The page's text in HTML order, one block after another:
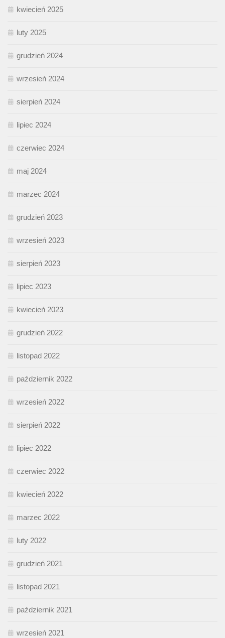
kwiecień 2025
luty 2025
grudzień 2024
wrzesień 2024
sierpień 2024
lipiec 2024
czerwiec 2024
maj 2024
marzec 2024
grudzień 2023
wrzesień 2023
sierpień 2023
lipiec 2023
kwiecień 2023
grudzień 2022
listopad 2022
październik 2022
wrzesień 2022
sierpień 2022
lipiec 2022
czerwiec 2022
kwiecień 2022
marzec 2022
luty 2022
grudzień 2021
listopad 2021
październik 2021
wrzesień 2021